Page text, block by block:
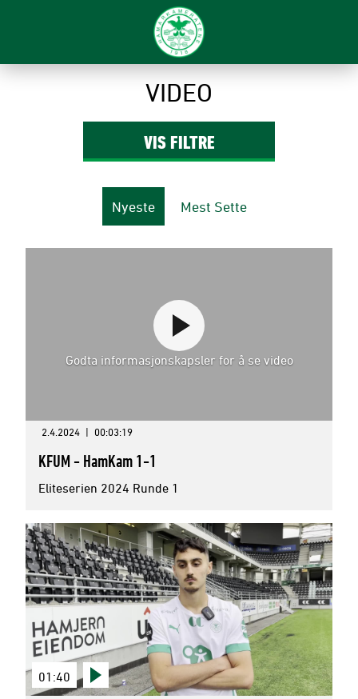
VIDEO
Nyeste Mest Sette
Godta informasjonskapsler for å se video
2.4.2024 | 00:03:19
KFUM - HamKam 1-1
Eliteserien 2024 Runde 1
01:40
VISFILTRE